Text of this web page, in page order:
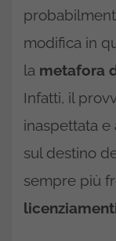
modifica in
la metafora
Infatti, il
inaspettata
sul destino
sempre più